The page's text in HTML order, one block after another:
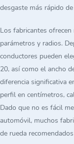
desgaste más rápido
Los fabricantes
parámetros y radios.
conductores pueden
20, así como el ancho
diferencia significativa
perfil en centímetros,
Dado que no es fácil
automóvil, muchos
de rueda